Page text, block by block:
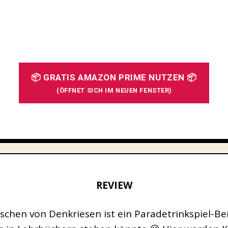
📦 GRATIS AMAZON PRIME NUTZEN 📦
(ÖFFNET SICH IM NEUEN FENSTER)
REVIEW
von Denkriesen ist ein Paradetrinkspiel-